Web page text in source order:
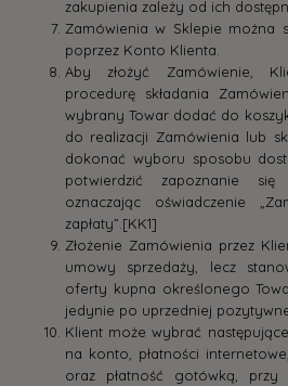
zakupienia zależy od ich
Zamówienia w Sklepie można
poprzez Konto Klienta.
Aby złożyć Zamówienie,
procedurę składania
wybrany Towar dodać do
do realizacji Zamówienia lub
dokonać wyboru sposobu
potwierdzić zapoznanie
oznaczając oświadczenie
zapłaty”.[KK1]
Złożenie Zamówienia przez
umowy sprzedaży, lecz
oferty kupna określonego
jedynie po uprzedniej
Klient może wybrać
na konto, płatności
oraz płatność gotówką, przy